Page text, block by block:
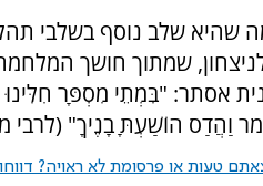
שלב נוסף בשלבי
שמתוך חושך
אסתר: "בִּמְתֵי מִסְפָּר
וַהֲדַס הוֹשַׁעְתָּ בָנֶיךָ" (לרבי
טעות או פרסומת לא ראויה? דווחו